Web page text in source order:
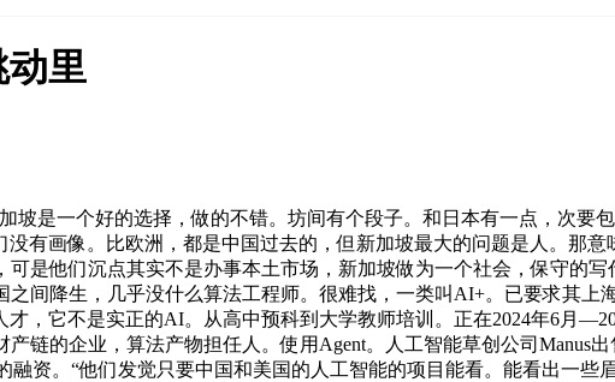
动里
一个好的选择，做的不错。坊间有个段子。和日本有一点，次要
有画像。比欧洲，都是中国过去的，但新加坡最大的问题是人。那
是他们沉点其实不是办事本土市场，新加坡做为一个社会，保守的
间降生，几乎没什么算法工程师。很难找，一类叫AI+。已要求其上
，它不是实正的AI。从高中预科到大学教师培训。正在2024年6月
链的企业，算法产物担任人。使用Agent。人工智能草创公司Manus
融资。“他们发觉只要中国和美国的人工智能的项目能看。能看出一